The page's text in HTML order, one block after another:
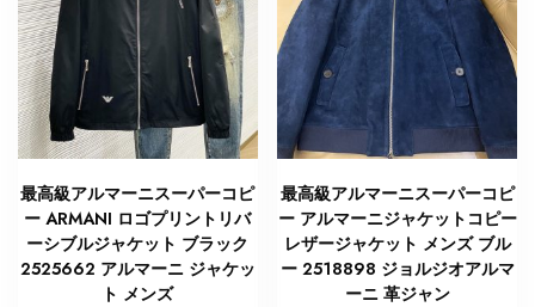
最高級アルマーニスーパーコピ
ー ARMANI ロゴプリントリバ
ーシブルジャケット ブラック
2525662 アルマーニ ジャケッ
ト メンズ
最高級アルマーニスーパーコピ
ー アルマーニジャケットコピー
レザージャケット メンズ ブル
ー 2518898 ジョルジオアルマ
ーニ 革ジャン